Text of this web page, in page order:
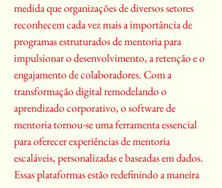
medida que organizações de diversos setores
reconhecem cada vez mais a importância de
programas estruturados de mentoria para
impulsionar o desenvolvimento, a retenção e o
engajamento de colaboradores. Com a
transformação digital remodelando o
aprendizado corporativo, o software de
mentoria tornou-se uma ferramenta essencial
para oferecer experiências de mentoria
escaláveis, personalizadas e baseadas em dados.
Essas plataformas estão redefinindo a maneira